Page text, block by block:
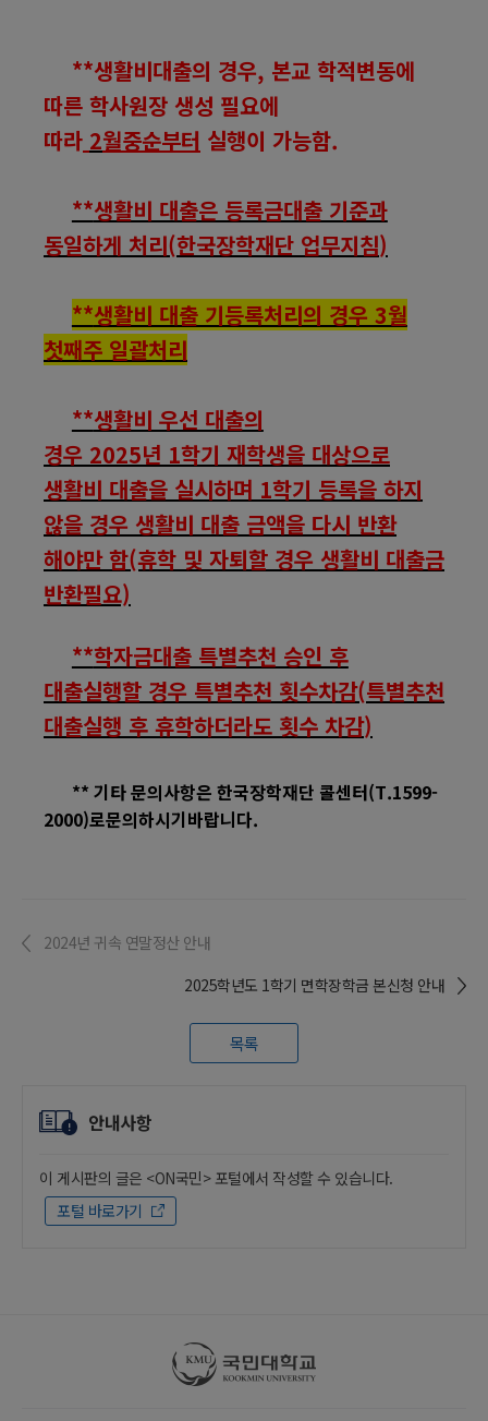
**생활비대출의 경우, 본교 학적변동에
따른 학사원장 생성 필요에
따라 2월중순부터 실행이 가능함.
**생활비 대출은 등록금대출 기준과
동일하게 처리(한국장학재단 업무지침)
**생활비 대출 기등록처리의 경우 3월
첫째주 일괄처리
**생활비 우선 대출의
경우 2025년 1학기 재학생을 대상으로
생활비 대출을 실시하며 1학기 등록을 하지
않을 경우 생활비 대출 금액을 다시 반환
해야만 함(휴학 및 자퇴할 경우 생활비 대출금
반환필요)
**학자금대출 특별추천 승인 후
대출실행할 경우 특별추천 횟수차감(특별추천
대출실행 후 휴학하더라도 횟수 차감)
** 기타 문의사항은 한국장학재단 콜센터(T.1599-
2000)로문의하시기바랍니다.
2024년 귀속 연말정산 안내
2025학년도 1학기 면학장학금 본신청 안내
목록
안내사항
이 게시판의 글은 <ON국민> 포털에서 작성할 수 있습니다.
포털 바로가기
국민대학교